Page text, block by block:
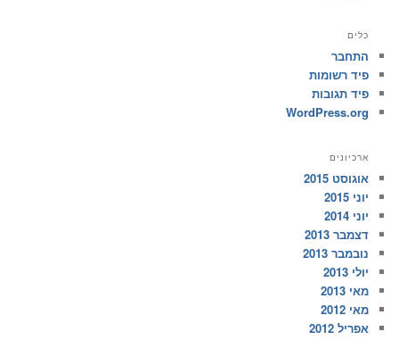
כלים
התחבר
פיד רשומות
פיד תגובות
WordPress.org
ארכיונים
אוגוסט 2015
יוני 2015
יוני 2014
דצמבר 2013
נובמבר 2013
יולי 2013
מאי 2013
מאי 2012
אפריל 2012